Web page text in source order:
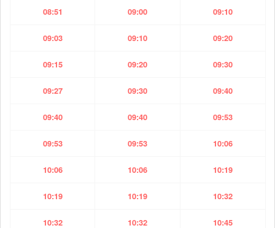
08:51 09:00 09:10
09:03 09:10 09:20
09:15 09:20 09:30
09:27 09:30 09:40
09:40 09:40 09:53
09:53 09:53 10:06
10:06 10:06 10:19
10:19 10:19 10:32
10:32 10:32 10:45